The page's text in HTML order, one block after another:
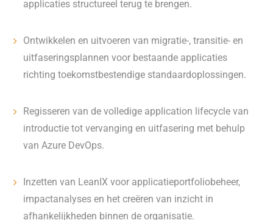
applicaties structureel terug te brengen.
Ontwikkelen en uitvoeren van migratie-, transitie- en
uitfaseringsplannen voor bestaande applicaties
richting toekomstbestendige standaardoplossingen.
Regisseren van de volledige application lifecycle van
introductie tot vervanging en uitfasering met behulp
van Azure DevOps.
Inzetten van LeanIX voor applicatieportfoliobeheer,
impactanalyses en het creëren van inzicht in
afhankelijkheden binnen de organisatie.